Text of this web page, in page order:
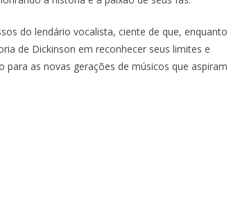
do lendário vocalista, ciente de que, enquanto
de Dickinson em reconhecer seus limites e
as novas gerações de músicos que aspiram